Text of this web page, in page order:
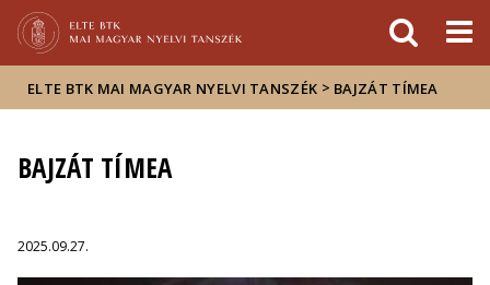
sajtóban
ELTE BTK MAI MAGYAR NYELVI TANSZÉK > BAJZÁT TÍMEA
BAJZÁT TÍMEA
2025.09.27.